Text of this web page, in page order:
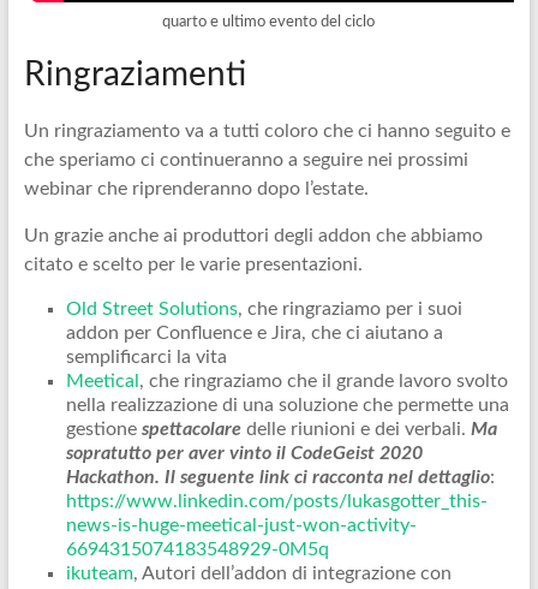
quarto e ultimo evento del ciclo
Ringraziamenti
Un ringraziamento va a tutti coloro che ci hanno seguito e
che speriamo ci continueranno a seguire nei prossimi
webinar che riprenderanno dopo l’estate.
Un grazie anche ai produttori degli addon che abbiamo
citato e scelto per le varie presentazioni.
Old Street Solutions, che ringraziamo per i suoi
addon per Confluence e Jira, che ci aiutano a
semplificarci la vita
Meetical, che ringraziamo che il grande lavoro svolto
nella realizzazione di una soluzione che permette una
gestione spettacolare delle riunioni e dei verbali. Ma
sopratutto per aver vinto il CodeGeist 2020
Hackathon. Il seguente link ci racconta nel dettaglio:
https://www.linkedin.com/posts/lukasgotter_this-
news-is-huge-meetical-just-won-activity-
6694315074183548929-0M5q
ikuteam, Autori dell’addon di integrazione con